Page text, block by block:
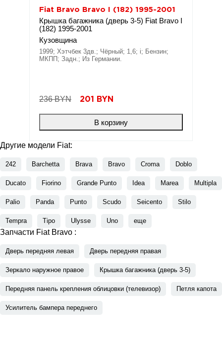
Fiat Bravo Bravo I (182) 1995-2001
Крышка багажника (дверь 3-5) Fiat Bravo I
(182) 1995-2001
Кузовщина
1999; Хэтчбек 3дв.; Чёрный; 1,6; i; Бензин;
МКПП; Задн.; Из Германии.
236 BYN 201 BYN
В корзину
Другие модели Fiat:
242 Barchetta Brava Bravo Croma Doblo
Ducato Fiorino Grande Punto Idea Marea Multipla
Palio Panda Punto Scudo Seicento Stilo
Tempra Tipo Ulysse Uno еще
Запчасти Fiat Bravo :
Дверь передняя левая Дверь передняя правая
Зеркало наружное правое Крышка багажника (дверь 3-5)
Передняя панель крепления облицовки (телевизор) Петля капота
Усилитель бампера переднего